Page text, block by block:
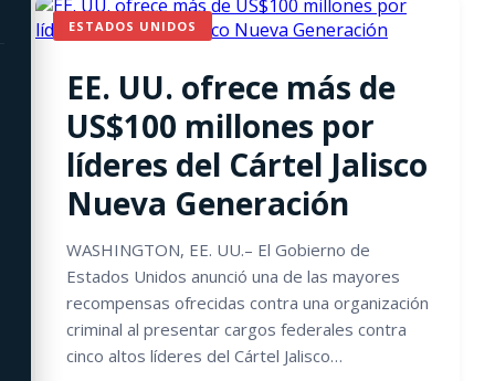
ESTADOS UNIDOS
EE. UU. ofrece más de
US$100 millones por
líderes del Cártel Jalisco
Nueva Generación
WASHINGTON, EE. UU.– El Gobierno de
Estados Unidos anunció una de las mayores
recompensas ofrecidas contra una organización
criminal al presentar cargos federales contra
cinco altos líderes del Cártel Jalisco…